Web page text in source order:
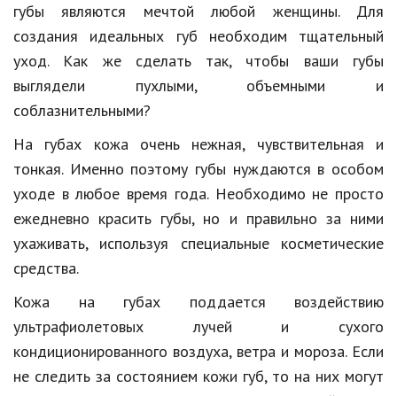
Знаменитости
Статьи
Обзоры
Рецепты
Красота и здоровье
Hi-Tech. Интернет
Авто, мото
Дом и сад
Недвижимость
Спорт и фитнес
губы являются мечтой любой женщины. Для
создания идеальных губ необходим тщательный
уход. Как же сделать так, чтобы ваши губы
выглядели пухлыми, объемными и
соблазнительными?
На губах кожа очень нежная, чувствительная и
тонкая. Именно поэтому губы нуждаются в особом
уходе в любое время года. Необходимо не просто
ежедневно красить губы, но и правильно за ними
ухаживать, используя специальные косметические
средства.
Кожа на губах поддается воздействию
ультрафиолетовых лучей и сухого
кондиционированного воздуха, ветра и мороза. Если
не следить за состоянием кожи губ, то на них могут